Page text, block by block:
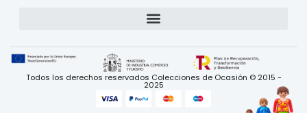
Todos los derechos reservados Colecciones de Ocasión © 2015 -
2025